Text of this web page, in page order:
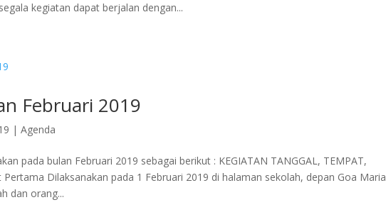
kegiatan dapat berjalan dengan...
Februari 2019
|Agenda
pada bulan Februari 2019 sebagai berikut : KEGIATAN TANGGAL, TEMPAT,
Pertama Dilaksanakan pada 1 Februari 2019 di halaman sekolah, depan Goa Maria
dan orang...